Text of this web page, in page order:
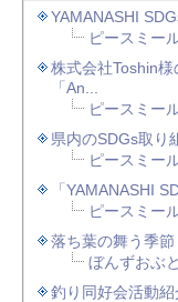
YAMANASHI
ピースミー
株式会社Toshin様
「An...
ピースミー
県内のSDGs取り
ピースミー
「YAMANASHI
ピースミー
落ち葉の舞う季節
ぼんずおぶ
釣り同好会活動紹